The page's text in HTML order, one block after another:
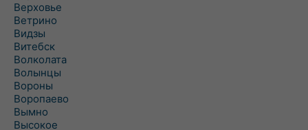
Верховье
Ветрино
Видзы
Витебск
Волколата
Волынцы
Вороны
Воропаево
Вымно
Высокое